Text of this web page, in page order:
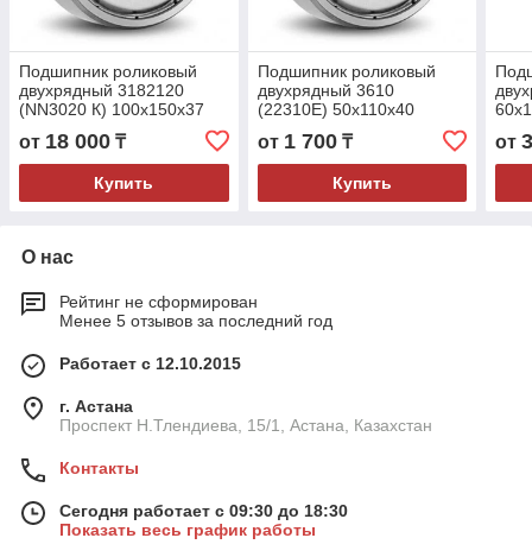
Подшипник роликовый
двухрядный 3182120
(NN3020 К) 100x150x37
от 18 000 ₸
Купить
Подшипник роликовый
двухрядный 3610
(22310E) 50x110x40
от 1 700₸
Купить
от
О нас
Рейтинг не сформирован
Менее 5 отзывов за последний год
Работает с 12.10.2015
г. Астана
Проспект Н.Тлендиева, 15/1, Астана, Казахстан
Контакты
Сегодня работает с 09:30 до 18:30
Показать весь график работы